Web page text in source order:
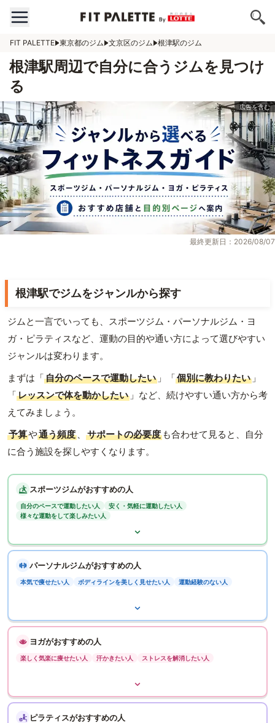
FIT PALETTE 東京都のジム 文京区のジム 根津駅のジム
根津駅周辺で自分に合うジムを見つけ
る
最終更新日：2026/08/07
根津駅でジムをジャンルから探す
ジムと一言でいっても、スポーツジム・パーソナルジム・ヨ
ガ・ピラティスなど、運動の目的や通い方によって選びやすい
ジャンルは変わります。
まずは「自分のペースで運動したい 」「個別に教わりたい 」
「レッスンで体を動かしたい 」など、続けやすい通い方から考
えてみましょう。
予算や通う頻度 、 サポートの必要度 も合わせて見ると、自分
に合う施設を探しやすくなります。
スポーツジムがおすすめの人
自分のペースで運動したい人
安く・気軽に運動したい人
様々な運動をして楽しみたい人
パーソナルジムがおすすめの人
本気で痩せたい人 ボディラインを美しく見せたい人 運動経験のない人
ヨガがおすすめの人
楽しく気楽に痩せたい人 汗かきたい人 ストレスを解消したい人
ピラティスがおすすめの人